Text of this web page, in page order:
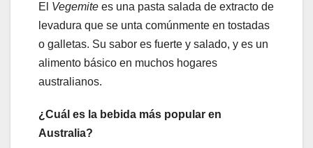
El Vegemite es una pasta salada de extracto de
levadura que se unta comúnmente en tostadas
o galletas. Su sabor es fuerte y salado, y es un
alimento básico en muchos hogares
australianos.
¿Cuál es la bebida más popular en
Australia?